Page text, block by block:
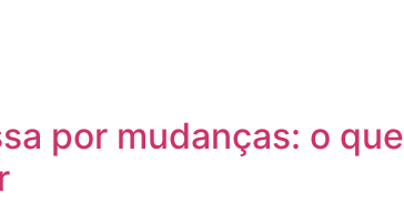
por mudanças: o que